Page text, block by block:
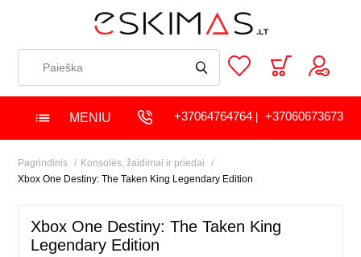
MENIU +37064764764| +37060673673
Pagrindinis
Konsolės, žaidimai ir priedai
Xbox One Destiny: The Taken King Legendary Edition
Xbox One Destiny: The Taken King
Legendary Edition